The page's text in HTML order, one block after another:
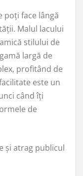
poți face lângă
Malul lacului
stilului de
largă de
profitând de
este un
când îți
de
și atrag publicul